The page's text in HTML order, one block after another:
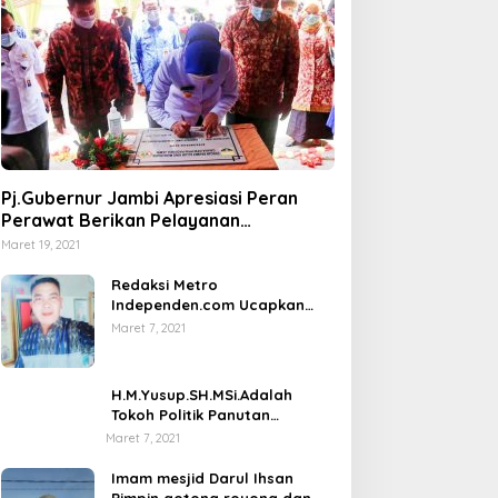
Pj.Gubernur Jambi Apresiasi Peran
Perawat Berikan Pelayanan
Kesehatan
Maret 19, 2021
Redaksi Metro
Independen.com Ucapkan
Ribuan Trimakasih Kepada
Maret 7, 2021
H.M.Yusup.SH.MSi.Adalah
Tokoh Politik Panutan
Bersosial Tinggi.
Maret 7, 2021
Imam mesjid Darul Ihsan